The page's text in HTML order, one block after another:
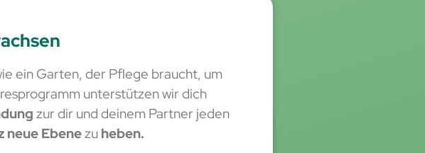
ein Garten, der Pflege braucht, um
unterstützen wir dich
zur dir und deinem Partner jeden
neue Ebenezuheben.